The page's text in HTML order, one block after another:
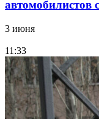
автомобилистов
3 июня
11:33